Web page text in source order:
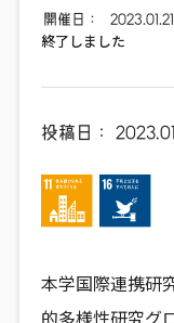
開催日： 2023.01.21
終了しました
投稿日：
本学国際連携研
的多様性研究グ